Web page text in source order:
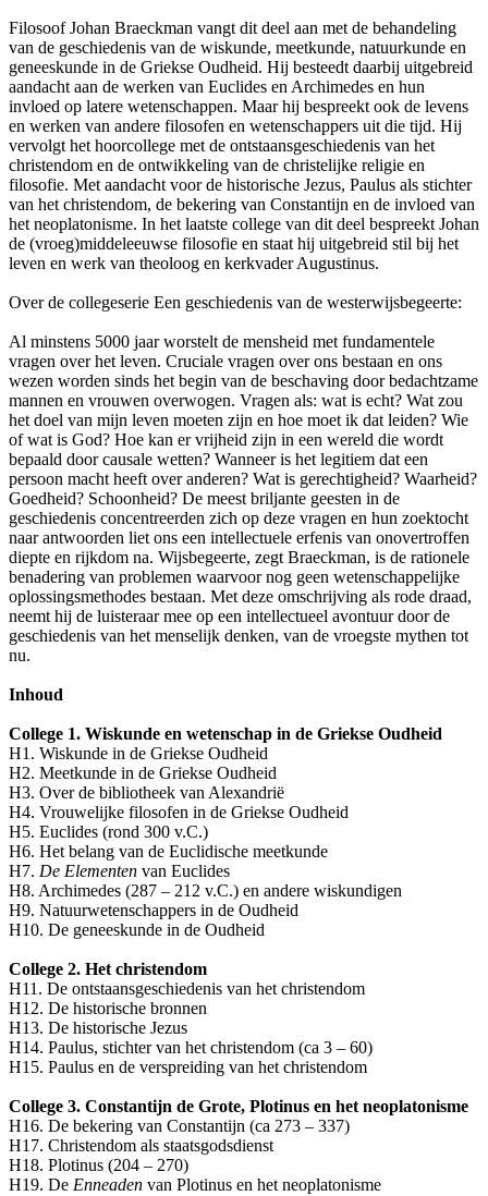
Filosoof Johan Braeckman vangt dit deel aan met de behandeling
van de geschiedenis van de wiskunde, meetkunde, natuurkunde en
geneeskunde in de Griekse Oudheid. Hij besteedt daarbij uitgebreid
aandacht aan de werken van Euclides en Archimedes en hun
invloed op latere wetenschappen. Maar hij bespreekt ook de levens
en werken van andere filosofen en wetenschappers uit die tijd. Hij
vervolgt het hoorcollege met de ontstaansgeschiedenis van het
christendom en de ontwikkeling van de christelijke religie en
filosofie. Met aandacht voor de historische Jezus, Paulus als stichter
van het christendom, de bekering van Constantijn en de invloed van
het neoplatonisme. In het laatste college van dit deel bespreekt Johan
de (vroeg)middeleeuwse filosofie en staat hij uitgebreid stil bij het
leven en werk van theoloog en kerkvader Augustinus.
Over de collegeserie Een geschiedenis van de westerwijsbegeerte:
Al minstens 5000 jaar worstelt de mensheid met fundamentele
vragen over het leven. Cruciale vragen over ons bestaan en ons
wezen worden sinds het begin van de beschaving door bedachtzame
mannen en vrouwen overwogen. Vragen als: wat is echt? Wat zou
het doel van mijn leven moeten zijn en hoe moet ik dat leiden? Wie
of wat is God? Hoe kan er vrijheid zijn in een wereld die wordt
bepaald door causale wetten? Wanneer is het legitiem dat een
persoon macht heeft over anderen? Wat is gerechtigheid? Waarheid?
Goedheid? Schoonheid? De meest briljante geesten in de
geschiedenis concentreerden zich op deze vragen en hun zoektocht
naar antwoorden liet ons een intellectuele erfenis van onovertroffen
diepte en rijkdom na. Wijsbegeerte, zegt Braeckman, is de rationele
benadering van problemen waarvoor nog geen wetenschappelijke
oplossingsmethodes bestaan. Met deze omschrijving als rode draad,
neemt hij de luisteraar mee op een intellectueel avontuur door de
geschiedenis van het menselijk denken, van de vroegste mythen tot
nu.
Inhoud
College 1. Wiskunde en wetenschap in de Griekse Oudheid
H1. Wiskunde in de Griekse Oudheid
H2. Meetkunde in de Griekse Oudheid
H3. Over de bibliotheek van Alexandrië
H4. Vrouwelijke filosofen in de Griekse Oudheid
H5. Euclides (rond 300 v.C.)
H6. Het belang van de Euclidische meetkunde
H7. De Elementen van Euclides
H8. Archimedes (287 – 212 v.C.) en andere wiskundigen
H9. Natuurwetenschappers in de Oudheid
H10. De geneeskunde in de Oudheid
College 2. Het christendom
H11. De ontstaansgeschiedenis van het christendom
H12. De historische bronnen
H13. De historische Jezus
H14. Paulus, stichter van het christendom (ca 3 – 60)
H15. Paulus en de verspreiding van het christendom
College 3. Constantijn de Grote, Plotinus en het neoplatonisme
H16. De bekering van Constantijn (ca 273 – 337)
H17. Christendom als staatsgodsdienst
H18. Plotinus (204 – 270)
H19. De Enneaden van Plotinus en het neoplatonisme